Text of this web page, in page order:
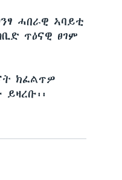
ሓበራዊ ኣባይቲ
ጥዕናዊ ፀገም
ክፈልጥዎ